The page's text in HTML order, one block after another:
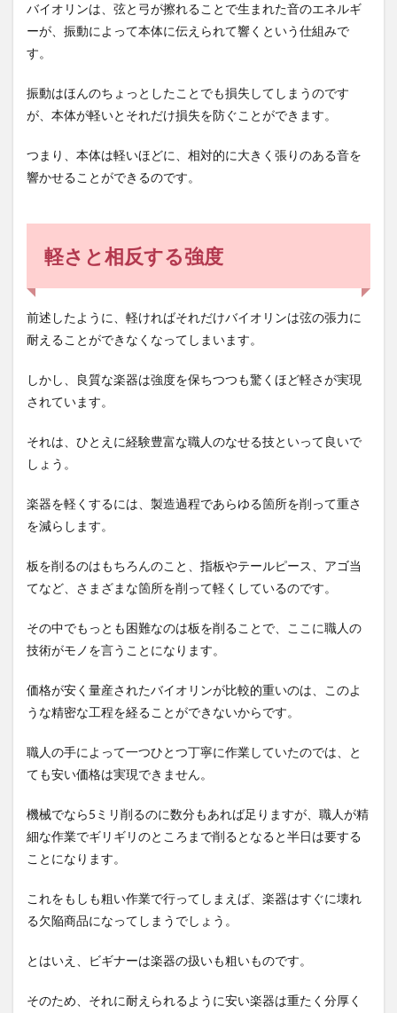
バイオリンは、弦と弓が擦れることで生まれた音のエネルギ
ーが、振動によって本体に伝えられて響くという仕組みで
す。
振動はほんのちょっとしたことでも損失してしまうのです
が、本体が軽いとそれだけ損失を防ぐことができます。
つまり、本体は軽いほどに、相対的に大きく張りのある音を
響かせることができるのです。
軽さと相反する強度
前述したように、軽ければそれだけバイオリンは弦の張力に
耐えることができなくなってしまいます。
しかし、良質な楽器は強度を保ちつつも驚くほど軽さが実現
されています。
それは、ひとえに経験豊富な職人のなせる技といって良いで
しょう。
楽器を軽くするには、製造過程であらゆる箇所を削って重さ
を減らします。
板を削るのはもちろんのこと、指板やテールピース、アゴ当
てなど、さまざまな箇所を削って軽くしているのです。
その中でもっとも困難なのは板を削ることで、ここに職人の
技術がモノを言うことになります。
価格が安く量産されたバイオリンが比較的重いのは、このよ
うな精密な工程を経ることができないからです。
職人の手によって一つひとつ丁寧に作業していたのでは、と
ても安い価格は実現できません。
機械でなら5ミリ削るのに数分もあれば足りますが、職人が精
細な作業でギリギリのところまで削るとなると半日は要する
ことになります。
これをもしも粗い作業で行ってしまえば、楽器はすぐに壊れ
る欠陥商品になってしまうでしょう。
とはいえ、ビギナーは楽器の扱いも粗いものです。
そのため、それに耐えられるように安い楽器は重たく分厚く